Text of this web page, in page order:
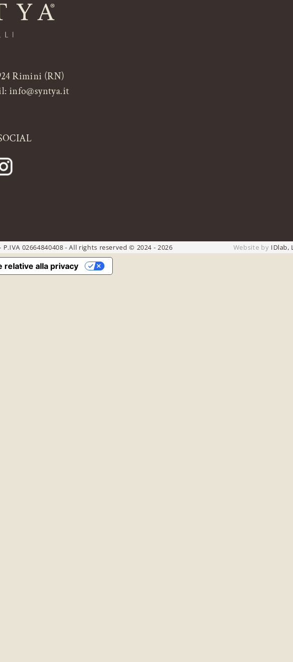
Rimini (RN)
info@syntya.it
02664840408 - All rights reserved © 2024 - 2026 Website by IDlab,
relative alla privacy